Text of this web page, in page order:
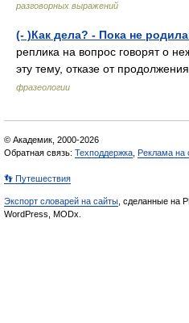
разговорных выражений
(- )Как дела? - Пока не
реплика на вопрос говорят о
эту тему, отказе от
фразеологии
© Академик, 2000-2026
Обратная связь: Техподдержка Реклама на
👣 Путешествия
Экспорт словарей на сайты , сделанные на
WordPress, MODx.